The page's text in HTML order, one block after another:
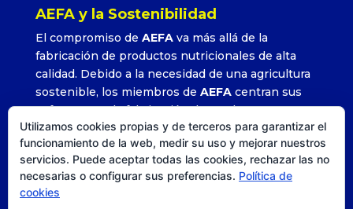
AEFA y la Sostenibilidad
El compromiso de AEFAva más allá de la
fabricación de productos nutricionales de alta
calidad. Debido a la necesidad de una agricultura
sostenible, los miembros de AEFAcentran sus
esfuerzos en la fabricación de productos que
permitan alcanzar altos rendimientos con la
utilización adecuada y precisa de sus formulados.
»Leer más
Utilizamos cookies propias y de terceros para garantizar el
funcionamiento de la web, medir su uso y mejorar nuestros
servicios. Puede aceptar todas las cookies, rechazar las no
necesarias o configurar sus preferencias. Política de
cookies